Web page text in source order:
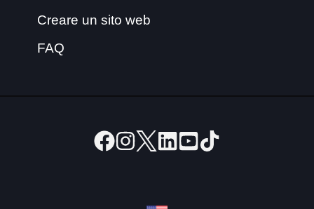
Creare un sito web
FAQ